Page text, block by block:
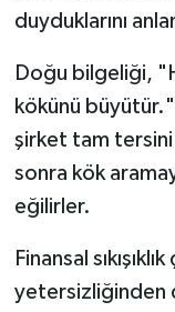
duyduklarını
Doğu bilgeliği,
kökünü
şirket tam tersini
sonra kök
eğilirler.
Finansal
yetersizliğinden